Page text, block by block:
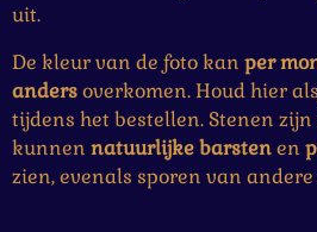
uit.
De kleur van de foto kan per
andersoverkomen. Houd hier
tijdens het bestellen. Stenen zijn
kunnen natuurlijkebarstenen
zien, evenals sporen van